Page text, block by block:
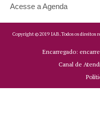
Acesse a Agenda
Copyright ©2019 IAB.Todos os direitos
Encarregado:
Canal de